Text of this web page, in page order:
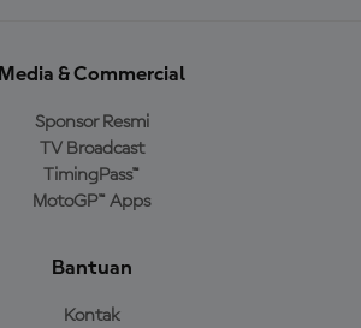
Media & Commercial
Sponsor Resmi
TV Broadcast
TimingPass™
MotoGP™ Apps
Bantuan
Kontak